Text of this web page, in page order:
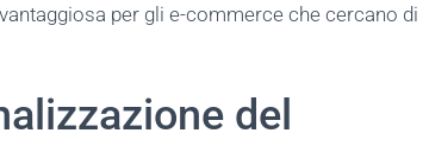
per gli e-commerce che cercano di
del